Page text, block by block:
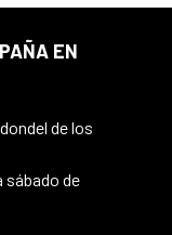
EN
de los
sábado de